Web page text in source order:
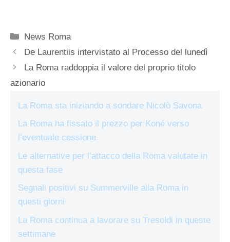
Categorie
News Roma
De Laurentiis intervistato al Processo del lunedì
La Roma raddoppia il valore del proprio titolo
azionario
La Roma sta iniziando a sondare Nicolò Savona
La Roma ha fissato il prezzo per Koné verso
l’eventuale cessione
Le alternative per l’attacco della Roma valutate in
questa fase
Segnali positivi su Summerville alla Roma in
questi giorni
La Roma continua a lavorare su Tresoldi in queste
settimane